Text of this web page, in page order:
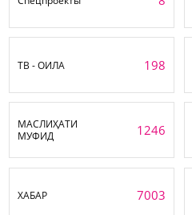
ТВ - ОИЛА 198
МАСЛИҲАТИ
МУФИД
1246
ХАБАР 7003